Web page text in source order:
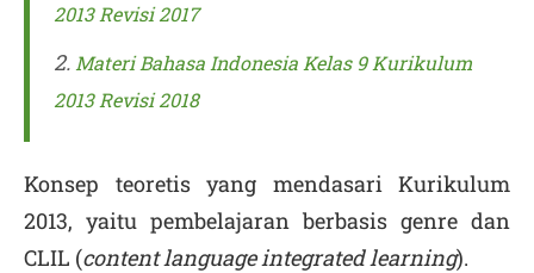
2013 Revisi 2017
2. Materi Bahasa Indonesia Kelas 9 Kurikulum
2013 Revisi 2018
Konsep teoretis yang mendasari Kurikulum
2013, yaitu pembelajaran berbasis genre dan
CLIL (content language integrated learning).